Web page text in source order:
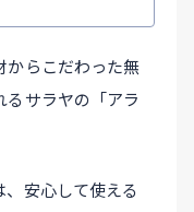
からこだわった無
るサラヤの「アラ
、安心して使える